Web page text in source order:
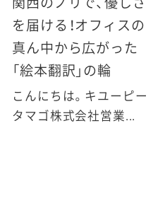
を届ける！オフィスの
真ん中から広がった
「絵本翻訳」の輪
こんにちは。キユーピー
タマゴ株式会社営業...